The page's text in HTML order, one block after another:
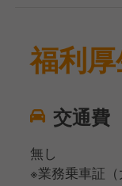
福利
交通費
無し
※業務乗車証